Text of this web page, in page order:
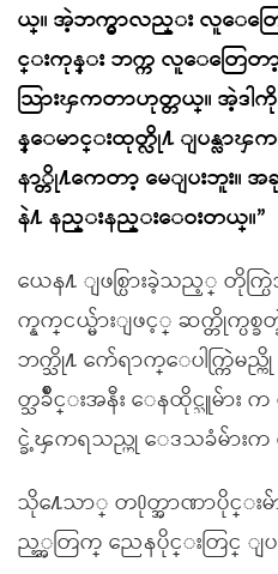
ယ္။ အဲ့ဘက္မွာလည္း လူေတ
င္းကုန္း ဘက္က လူေတြေတာ့
သြားၾကတာဟုတ္တယ္။ အဲ့ဒ
န္ေမာင္းထုတ္လို႔ ျပန္လာ
နာ္တို႔ကေတာ့ မေျပးဘူး။
နဲ႔ နည္းနည္းေဝးတယ္။”
ယေန႔ ျဖစ္ပြားခဲ့သည့္ တိုက္
က္နက္ငယ္မ်ားျဖင့္ ဆက္တိုက္ပစ္
ဘက္သို႔ က်ေရာက္ေပါက္ကြဲမ
တ္သခ်ိဳင္းအနီး ေနထိုင္သူမ်ား
င္ခဲ့ၾကရသည္ဟု ေဒသခံမ်ား
သို႔ေသာ္ တ႐ုတ္အာဏာပိုင္းမ်
ည့္အတြက္ ညေနပိုင္းတြင္ ျ